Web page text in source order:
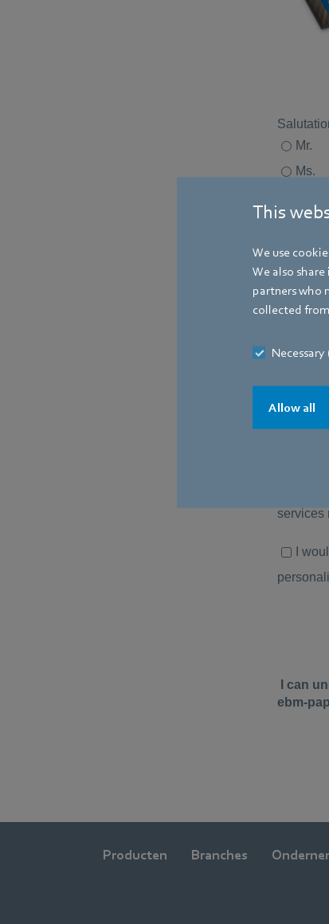
This
We use
We also
partners who
collected
Necessary
Allow all
Producten Branches